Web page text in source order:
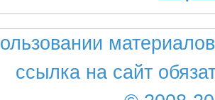
ссылка на сайт